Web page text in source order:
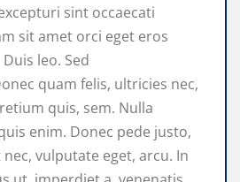
sint occaecati
sit amet orci eget eros
leo. Sed
quam felis, ultricies nec,
quis, sem. Nulla
enim. Donec pede justo,
vulputate eget, arcu. In